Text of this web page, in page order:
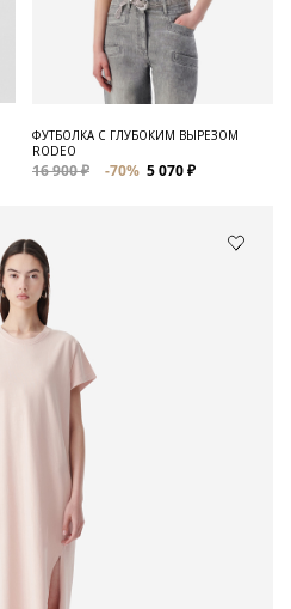
ФУТБОЛКА С ГЛУБОКИМ ВЫРЕЗОМ
RODEO
16 900 ₽ -70% 5 070 ₽